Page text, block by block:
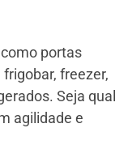
portas
freezer,
Seja qual
agilidade e